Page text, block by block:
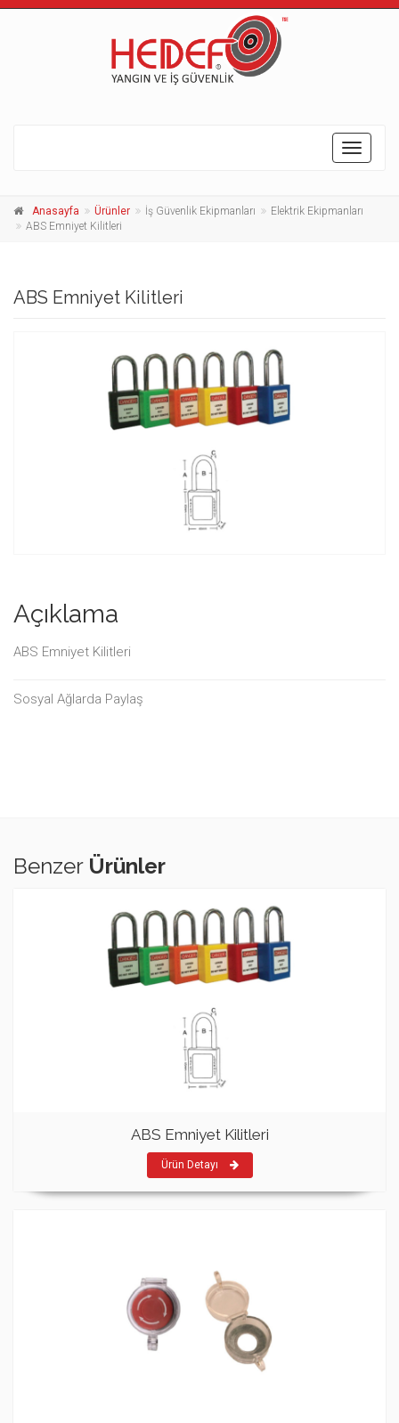
Toggle
Anasayfa Ürünler İş Güvenlik Ekipmanları
Elektrik Ekipmanları
ABS Emniyet Kilitleri
ABS Emniyet Kilitleri
Açıklama
ABS Emniyet Kilitleri
Sosyal Ağlarda Paylaş
Benzer Ürünler
ABS Emniyet Kilitleri
Ürün Detayı